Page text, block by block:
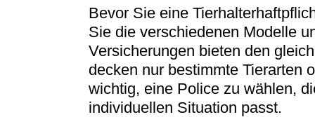
Bevor Sie eine
Sie die verschiedenen Modelle
Versicherungen bieten den
decken nur bestimmte Tierarten
wichtig, eine Police zu wählen,
individuellen Situation passt.